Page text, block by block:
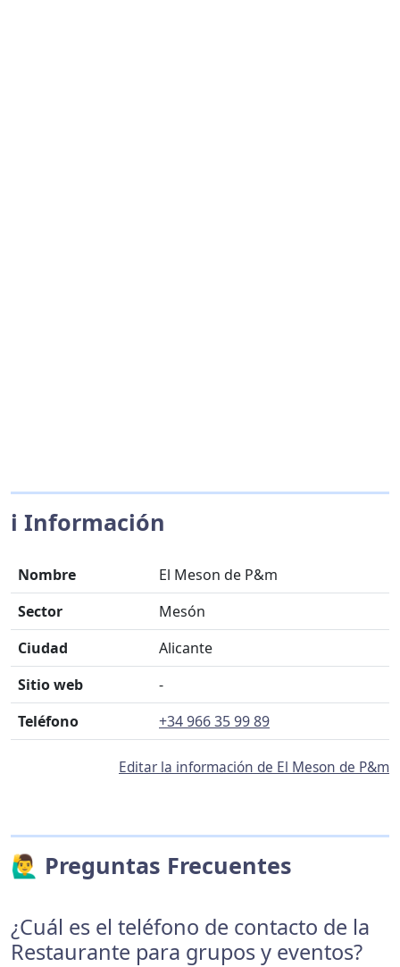
ℹ️ Información
Nombre
El Meson de P&m
Sector
Mesón
Ciudad
Alicante
Sitio web
-
Teléfono
+34 966 35 99 89
Editar la información de El Meson de P&m
🙋‍♂️ Preguntas Frecuentes
¿Cuál es el teléfono de contacto de la
Restaurante para grupos y eventos?